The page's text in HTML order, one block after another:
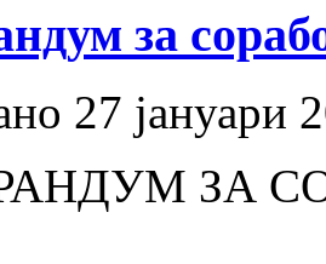
за
27 јануари
ЗА